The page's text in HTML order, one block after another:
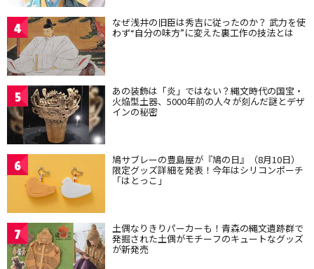
4 なぜ浅井の旧臣は秀吉に従ったのか？ 武力を使
わず“自分の味方”に変えた裏工作の技法とは
5 あの装飾は「炎」ではない？縄文時代の国宝・
火焔型土器、5000年前の人々が刻んだ謎とデザ
インの秘密
6 鳩サブレーの豊島屋が『鳩の日』（8月10日）
限定グッズ詳細を発表！今年はシリコンポーチ
「はとっこ」
7 土偶なりきりパーカーも！青森の縄文遺跡群で
発掘された土偶がモチーフのキュートなグッズ
が新発売